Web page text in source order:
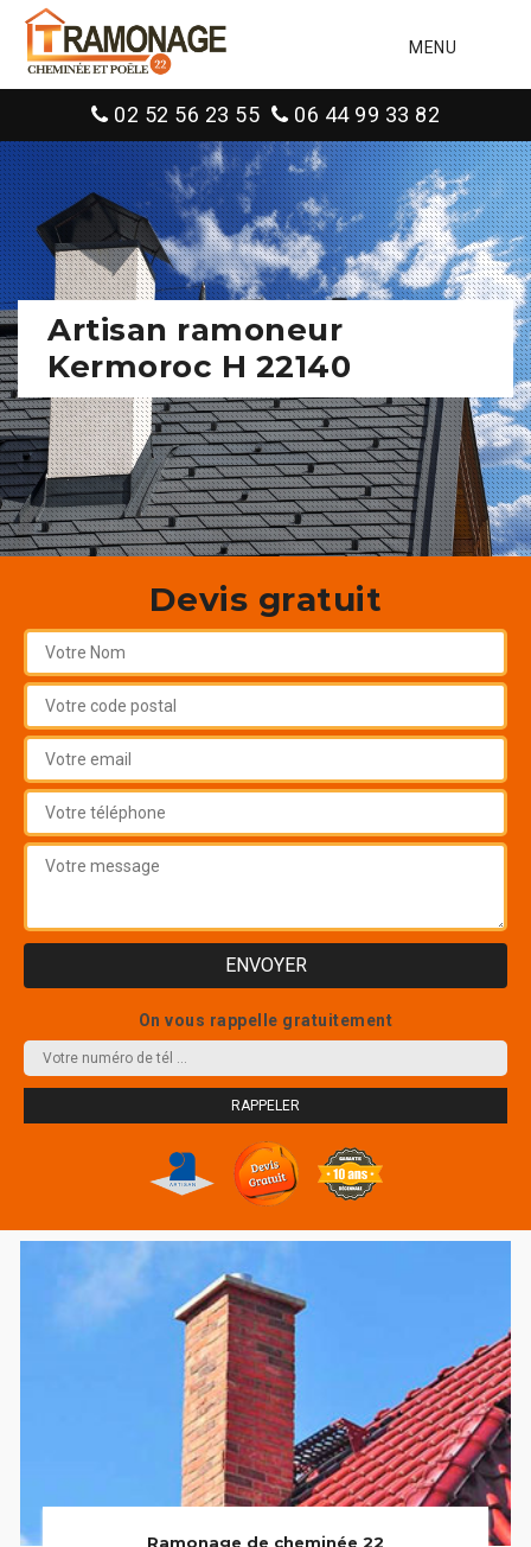
MENU
02 52 56 23 55 06 44 99 33 82
Artisan ramoneur
Kermoroc H 22140
Devis gratuit
On vous rappelle gratuitement
Ramonage de cheminée 22